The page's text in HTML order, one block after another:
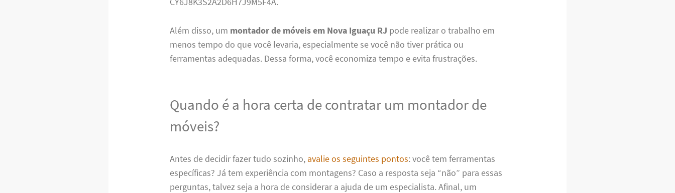
Além disso, um montador de móveis em Nova Iguaçu RJ pode realizar o trabalho em
menos tempo do que você levaria, especialmente se você não tiver prática ou
ferramentas adequadas. Dessa forma, você economiza tempo e evita frustrações.
Quando é a hora certa de contratar um montador de
móveis?
Antes de decidir fazer tudo sozinho, avalie os seguintes pontos: você tem ferramentas
específicas? Já tem experiência com montagens? Caso a resposta seja “não” para essas
perguntas, talvez seja a hora de considerar a ajuda de um especialista. Afinal, um